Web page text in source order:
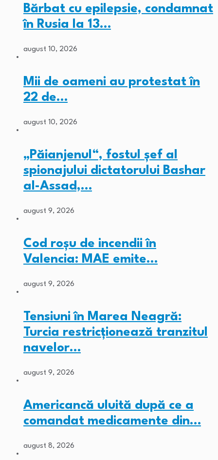
Bărbat cu epilepsie, condamnat
în Rusia la 13…
august 10, 2026
Mii de oameni au protestat în
22 de…
august 10, 2026
„Păianjenul“, fostul șef al
spionajului dictatorului Bashar
al-Assad,…
august 9, 2026
Cod roșu de incendii în
Valencia: MAE emite…
august 9, 2026
Tensiuni în Marea Neagră:
Turcia restricționează tranzitul
navelor…
august 9, 2026
Americancă uluită după ce a
comandat medicamente din…
august 8, 2026